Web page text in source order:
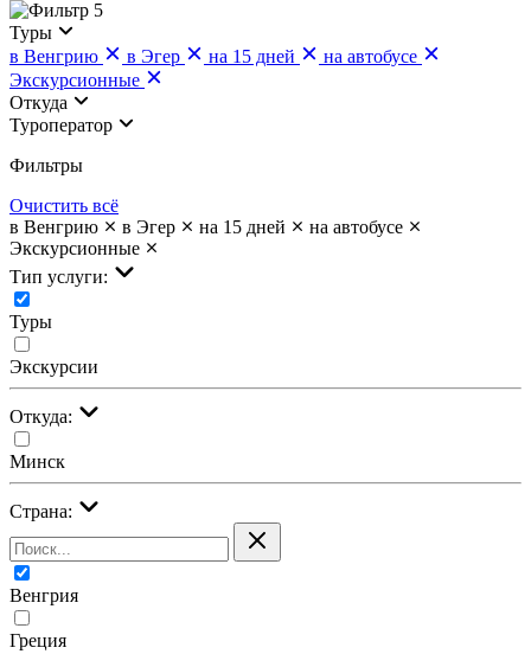
5
Туры
в Венгрию
в Эгер на 15 дней
на автобусе
Экскурсионные
Откуда
Туроператор
Фильтры
Очистить всё
в Венгрию
в Эгер на 15 дней
на автобусе
Экскурсионные
Тип услуги:
Туры
Экскурсии
Откуда:
Минск
Страна:
Венгрия
Греция